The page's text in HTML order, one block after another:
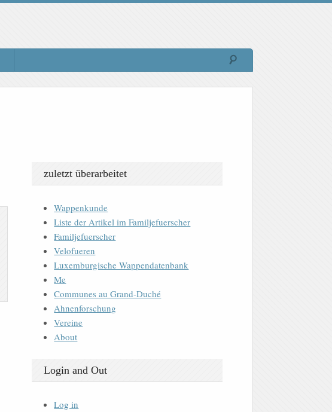
zuletzt überarbeitet
Wappenkunde
Liste der Artikel im Familjefuerscher
Familjefuerscher
Velofueren
Luxemburgische Wappendatenbank
Me
Communes au Grand-Duché
Ahnenforschung
Vereine
About
Login and Out
Log in